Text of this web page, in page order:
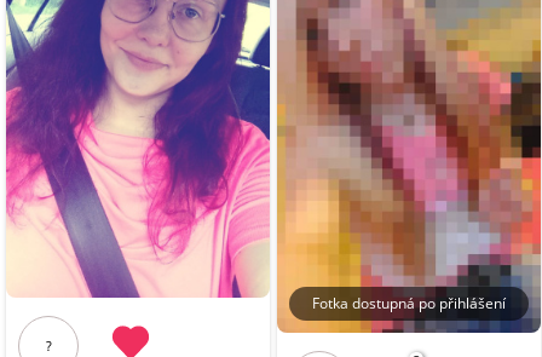
?
Fotka dostupná po přihlášení